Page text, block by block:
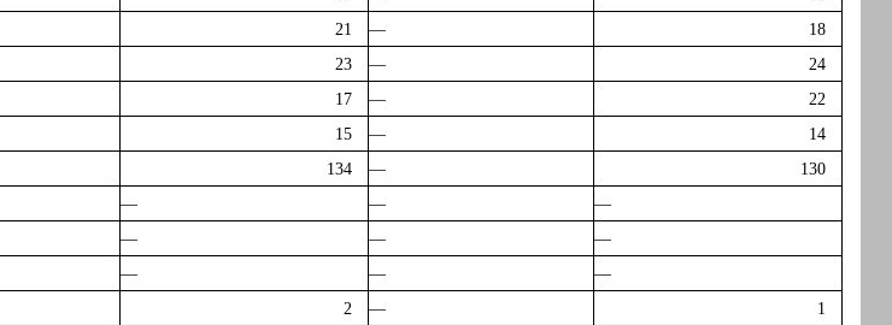
21 —
18
23 —
24
17 —
22
15 —
14
134 —
130
— —
—
— —
—
— —
—
2 —
1